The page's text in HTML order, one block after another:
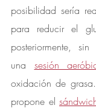
posibilidad sería
para reducir el
posteriormente,
una sesión
oxidación de
propone el